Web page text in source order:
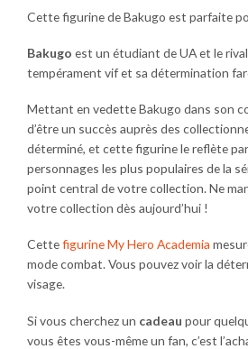
Cette figurine de Bakugo est parfaite
Bakugo est un étudiant de UA et le rival
tempérament vif et sa détermination
Mettant en vedette Bakugo dans son
d’être un succès auprès des
déterminé, et cette figurine le reflète
personnages les plus populaires de la
point central de votre collection. Ne
votre collection dès aujourd’hui !
Cettefigurine My Hero Academia
mode combat. Vous pouvez voir la
visage.
Si vous cherchez un cadeau pour
vous êtes vous-même un fan, c’est